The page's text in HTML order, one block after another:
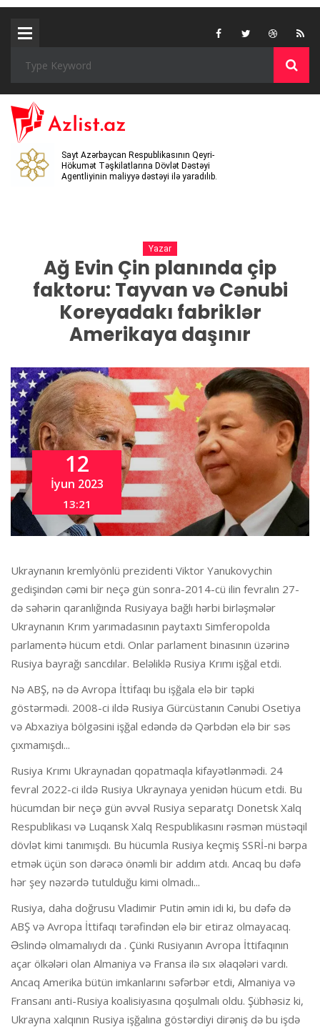
Sayt Azərbaycan Respublikasının Qeyri-
Hökumət Təşkilatlarına Dövlət Dəstəyi
Agentliyinin maliyyə dəstəyi ilə yaradılıb.
Yazar
Ağ Evin Çin planında çip
faktoru: Tayvan və Cənubi
Koreyadakı fabriklər
Amerikaya daşınır
12
İyun 2023
13:21
Ukraynanın kremlyönlü prezidenti Viktor Yanukovychin
gedişindən cəmi bir neçə gün sonra-2014-cü ilin fevralın 27-
də səhərin qaranlığında Rusiyaya bağlı hərbi birləşmələr
Ukraynanın Krım yarımadasının paytaxtı Simferopolda
parlamentə hücum etdi. Onlar parlament binasının üzərinə
Rusiya bayrağı sancdılar. Beləliklə Rusiya Krımı işğal etdi.
Nə ABŞ, nə də Avropa İttifaqı bu işğala elə bir təpki
göstərmədi. 2008-ci ildə Rusiya Gürcüstanın Cənubi Osetiya
və Abxaziya bölgəsini işğal edəndə də Qərbdən elə bir səs
çıxmamışdı...
Rusiya Krımı Ukraynadan qopatmaqla kifayətlənmədi. 24
fevral 2022-ci ildə Rusiya Ukraynaya yenidən hücum etdi. Bu
hücumdan bir neçə gün əvvəl Rusiya separatçı Donetsk Xalq
Respublikası və Luqansk Xalq Respublikasını rəsmən müstəqil
dövlət kimi tanımışdı. Bu hücumla Rusiya keçmiş SSRİ-ni bərpa
etmək üçün son dərəcə önəmli bir addım atdı. Ancaq bu dəfə
hər şey nəzərdə tutulduğu kimi olmadı...
Rusiya, daha doğrusu Vladimir Putin əmin idi ki, bu dəfə də
ABŞ və Avropa İttifaqı tərəfindən elə bir etiraz olmayacaq.
Əslində olmamalıydı da . Çünki Rusiyanın Avropa İttifaqının
açar ölkələri olan Almaniya və Fransa ilə sıx əlaqələri vardı.
Ancaq Amerika bütün imkanlarını səfərbər etdi, Almaniya və
Fransanı anti-Rusiya koalisiyasına qoşulmalı oldu. Şübhəsiz ki,
Ukrayna xalqının Rusiya işğalına göstərdiyi dirəniş də bu işdə